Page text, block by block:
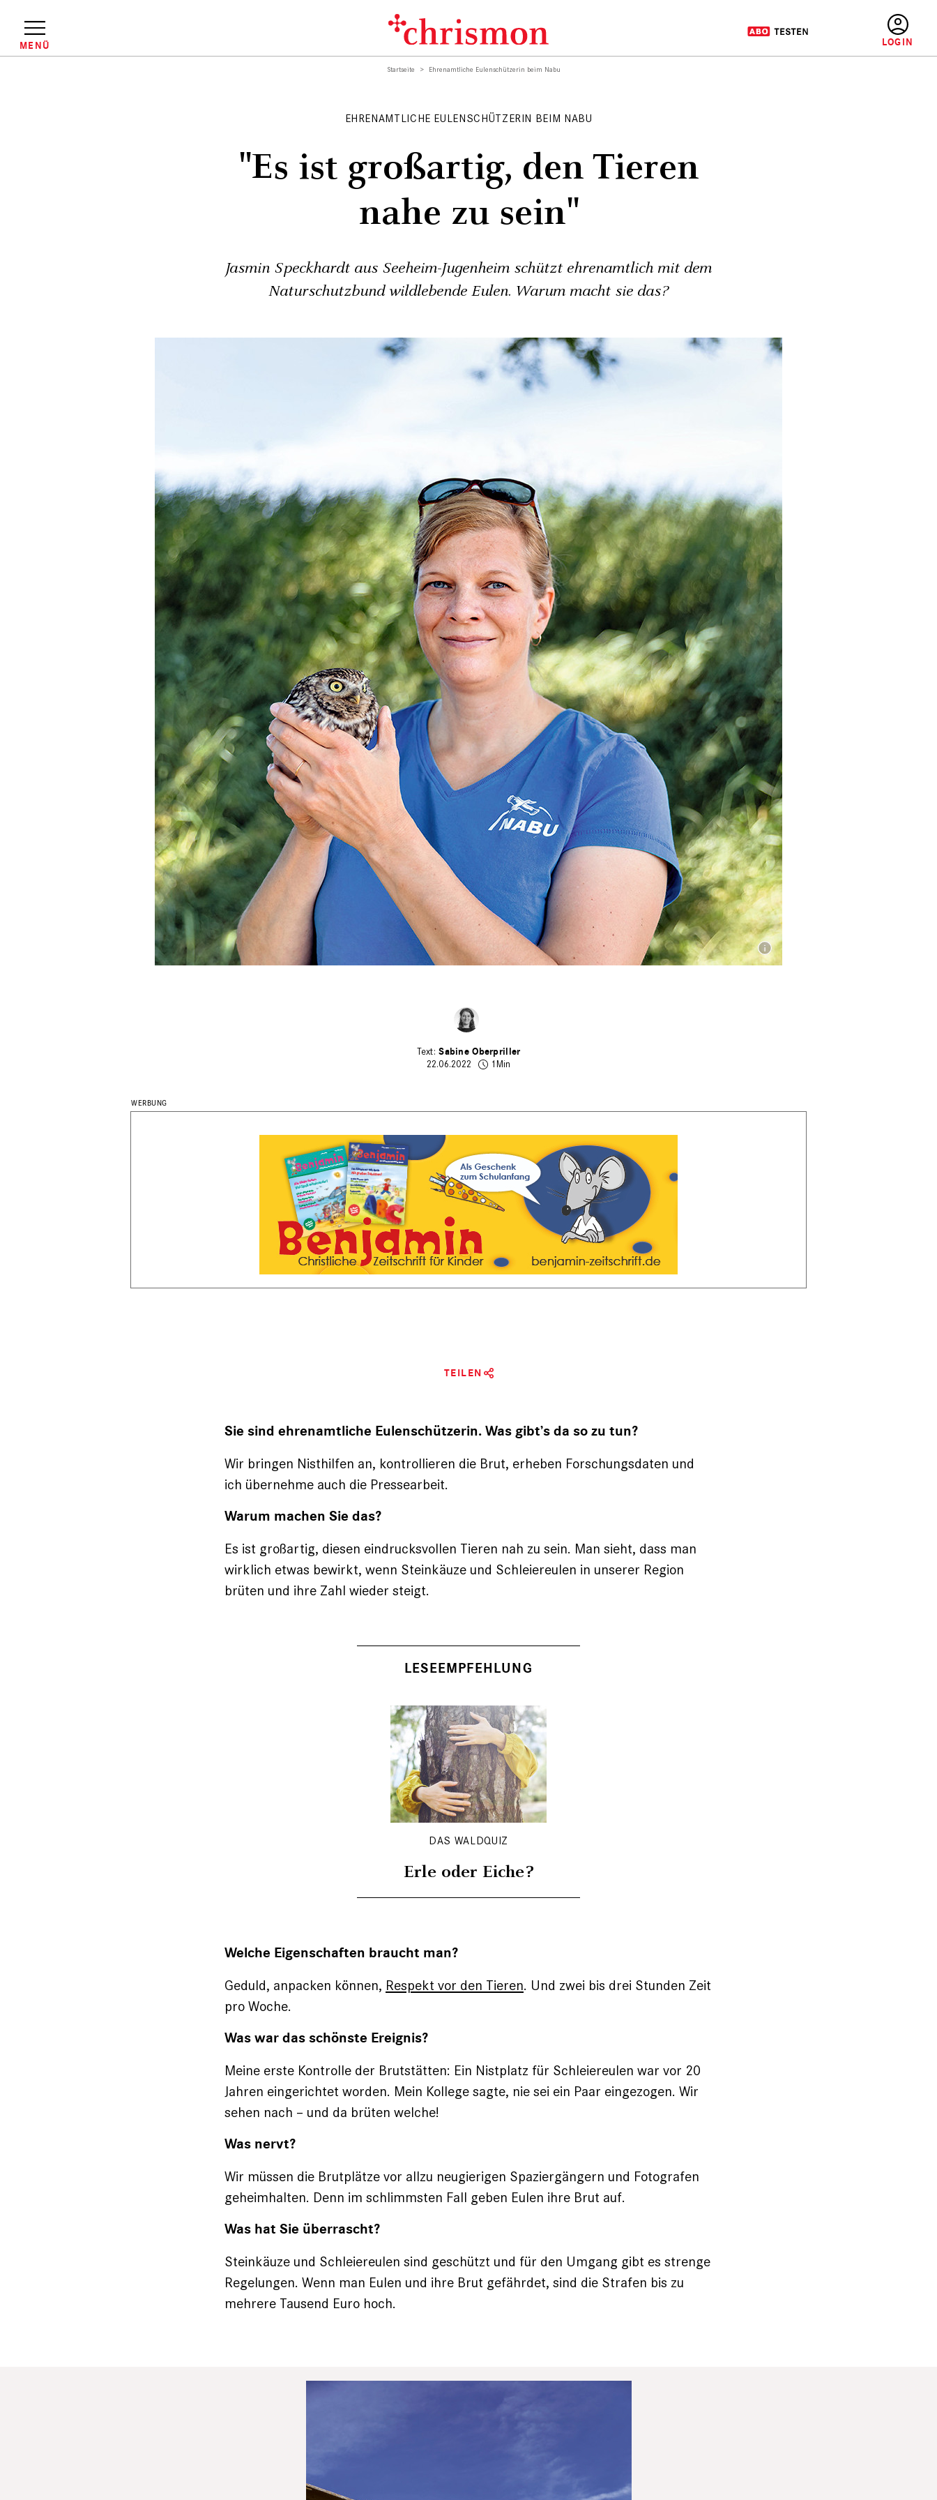
Inhalt
MENÜ
Startseite Ehrenamtliche Eulenschützerin beim Nabu
EHRENAMTLICHE EULENSCHÜTZERIN BEIM NABU
"Es ist großartig, den Tieren
nahe zu sein"
Jasmin Speckhardt aus Seeheim-Jugenheim schützt ehrenamtlich mit dem
Naturschutzbund wildlebende Eulen. Warum macht sie das?
Sabine Oberpriller
22.06.2022
1Min
TEILEN
Sie sind ehrenamtliche Eulenschützerin. Was gibt’s da so zu tun?
Wir bringen Nisthilfen an, kontrollieren die Brut, ­erheben Forschungsdaten und
ich ­übernehme auch die Pressearbeit.
Warum machen Sie das?
Es ist großartig, diesen eindrucksvollen Tieren nah zu sein. Man sieht, dass man
wirklich etwas bewirkt, wenn Steinkäuze und Schleiereulen in unserer Region
brüten und ihre Zahl wieder steigt.
LESEEMPFEHLUNG
DAS WALDQUIZ
Erle oder Eiche?
Welche Eigenschaften braucht man?
Geduld, anpacken können, Respekt vor den Tieren. Und zwei bis drei Stunden Zeit
pro Woche.
Was war das schönste Ereignis?
Meine erste Kontrolle der Brutstätten: Ein Nistplatz für Schleiereulen war vor 20
Jahren eingerichtet worden. Mein ­Kollege sagte, nie sei ein Paar eingezogen. Wir
sehen nach – und da brüten welche!
Was nervt?
Wir müssen die Brutplätze vor allzu neugierigen Spaziergängern und Fotografen
geheimhalten. Denn im schlimmsten Fall geben Eulen ihre Brut auf.
Was hat Sie überrascht?
Steinkäuze und Schleiereulen sind ­geschützt und für den Umgang gibt es strenge
Regelungen. Wenn man Eulen und ihre Brut gefährdet, sind die Strafen bis zu
mehrere Tausend Euro hoch.